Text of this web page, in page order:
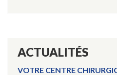
ACTUALITÉS
VOTRE CENTRE